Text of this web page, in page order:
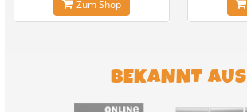
Zum Shop
BEKANNT AUS